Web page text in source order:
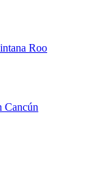
Roo
Cancún